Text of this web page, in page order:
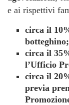
e ai rispettivi
circa il
botteghino;
circa il
l’Ufficio
circa il
previa